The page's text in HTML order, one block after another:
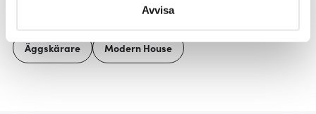
Du kan ändra eller dra tillbaka ditt samtycke när som
Vi använder cookies för att innehållet och annonserna
Avvisa
Äggskärare Modern House